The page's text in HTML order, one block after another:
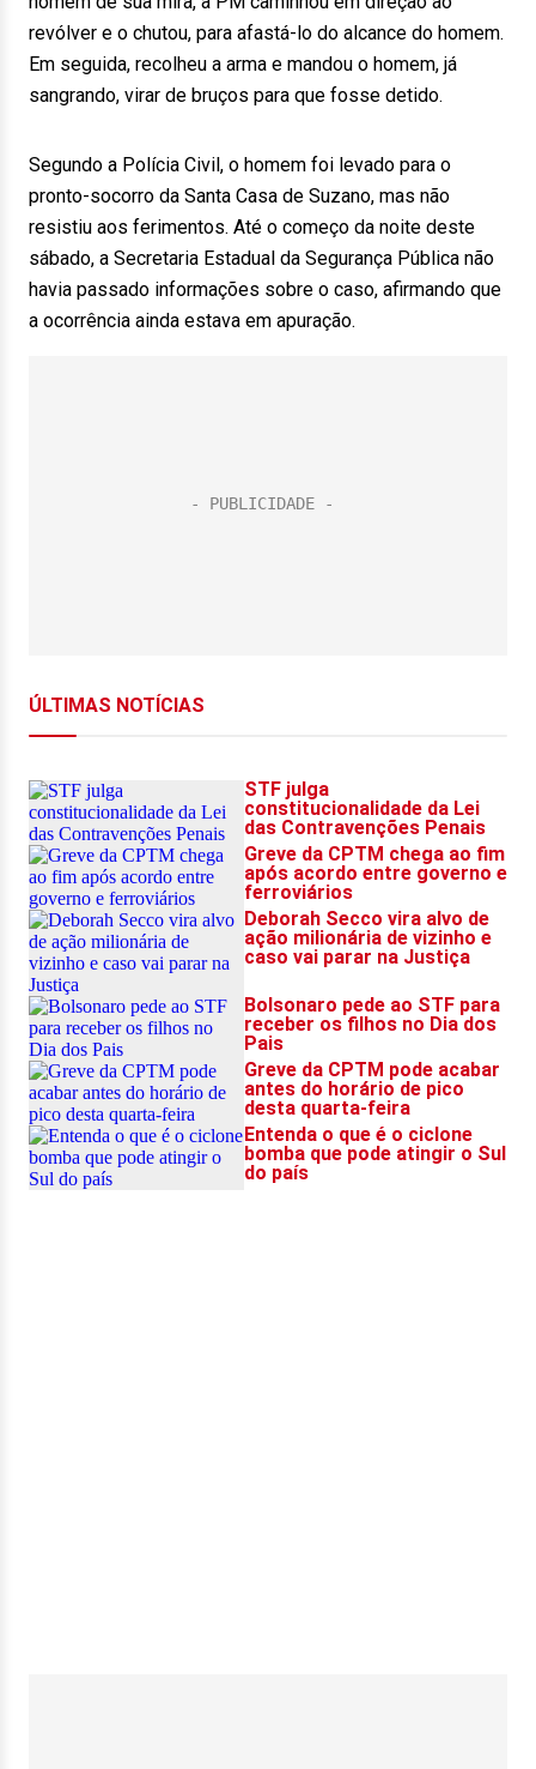
revólver e o chutou, para afastá-lo do alcance do homem.
Em seguida, recolheu a arma e mandou o homem, já
sangrando, virar de bruços para que fosse detido.
Segundo a Polícia Civil, o homem foi levado para o
pronto-socorro da Santa Casa de Suzano, mas não
resistiu aos ferimentos. Até o começo da noite deste
sábado, a Secretaria Estadual da Segurança Pública não
havia passado informações sobre o caso, afirmando que
a ocorrência ainda estava em apuração.